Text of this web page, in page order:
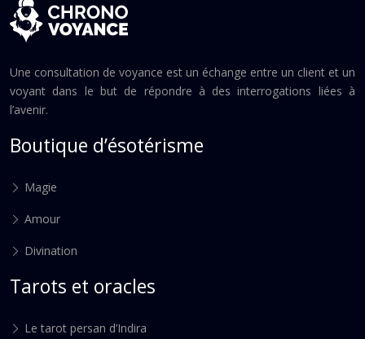
Une consultation de voyance est un échange entre un client et un
voyant dans le but de répondre à des interrogations liées à
l’avenir.
Boutique d’ésotérisme
Magie
Amour
Divination
Tarots et oracles
Le tarot persan d’Indira